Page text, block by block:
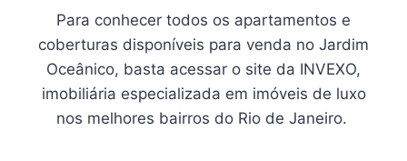
Para conhecer todos os apartamentos e
coberturas disponíveis para venda no Jardim
Oceânico, basta acessar o site da INVEXO,
imobiliária especializada em imóveis de luxo
nos melhores bairros do Rio de Janeiro.